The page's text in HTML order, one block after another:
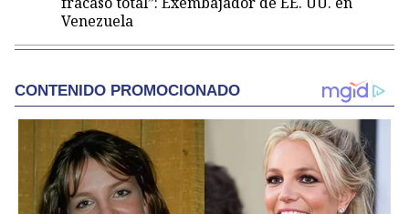
Venezuela